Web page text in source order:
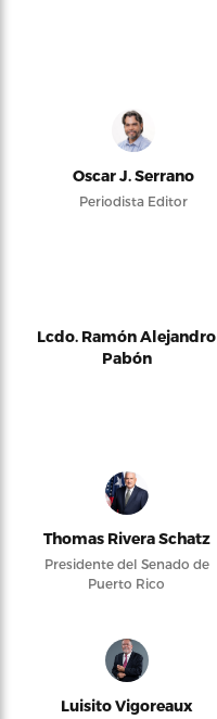
Oscar J. Serrano
Periodista Editor
Lcdo. Ramón Alejandro
Pabón
Thomas Rivera Schatz
Presidente del Senado de
Puerto Rico
Luisito Vigoreaux